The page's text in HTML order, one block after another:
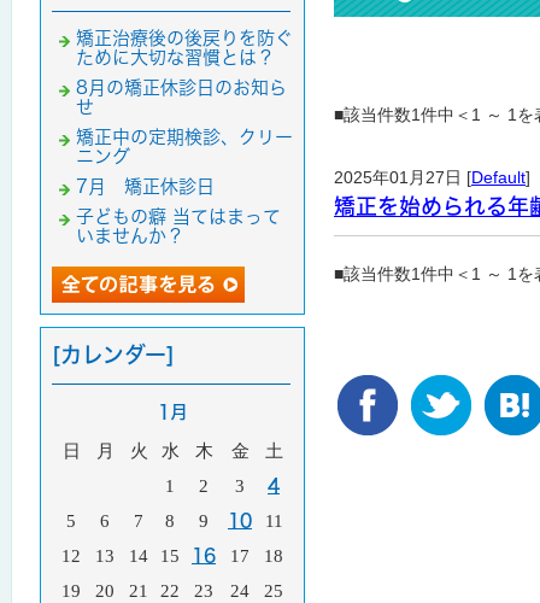
■該当件数1件中＜1 ～ 1を
2025年01月27日 [Default]
矯正を始められる年
■該当件数1件中＜1 ～ 1を
矯正治療後の後戻りを防ぐ
ために大切な習慣とは？
8月の矯正休診日のお知ら
せ
矯正中の定期検診、クリー
ニング
7月 矯正休診日
子どもの癖 当てはまって
いませんか？
[カレンダー]
1月
日 月 火 水 木 金
土
1
2 3 4
5 6 7 8 9 10
11
12
13 14 15 16 17
18
19
20 21 22 23 24
25